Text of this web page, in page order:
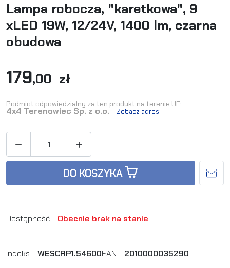
Lampa robocza, "karetkowa", 9
xLED 19W, 12/24V, 1400 lm, czarna
obudowa
179,00 zł
Podmiot odpowiedzialny za ten produkt na terenie UE:
4x4 Terenowiec Sp. z o.o. Zobacz adres
 
DO KOSZYKA
Dostępność: Obecnie brak na stanie
Indeks: WESCRP1.54600EAN: 2010000035290